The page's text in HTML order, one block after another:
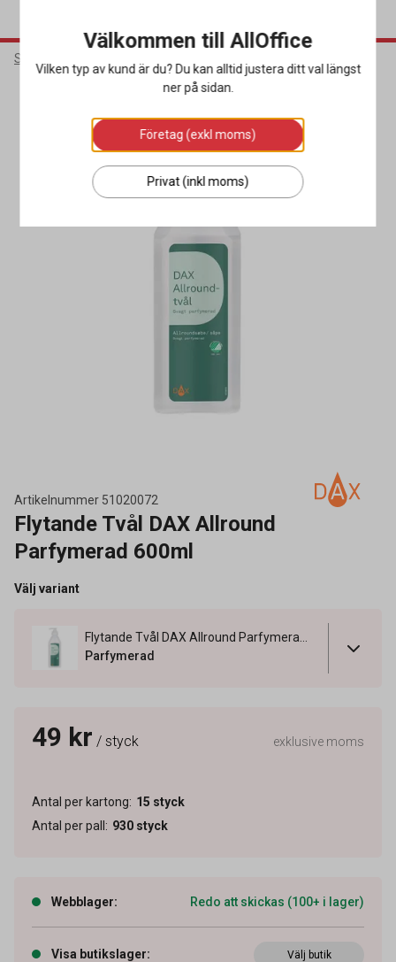
Städ & Hygien
Miljöval
Artikelnummer 51020072
Flytande Tvål DAX Allround
Parfymerad 600ml
Välj variant
Parfymerad
49 kr / styck exklusive moms
Antal per kartong: 15 styck
Antal per pall : 930 styck
Webblager: Redo att skickas (100+ i lager)
Visa butikslager: Välj butik
Välkommen till AllOffice
Vilken typ av kund är du? Du kan alltid justera ditt val längst
ner på sidan.
Företag (exkl moms)
Privat (inkl moms)